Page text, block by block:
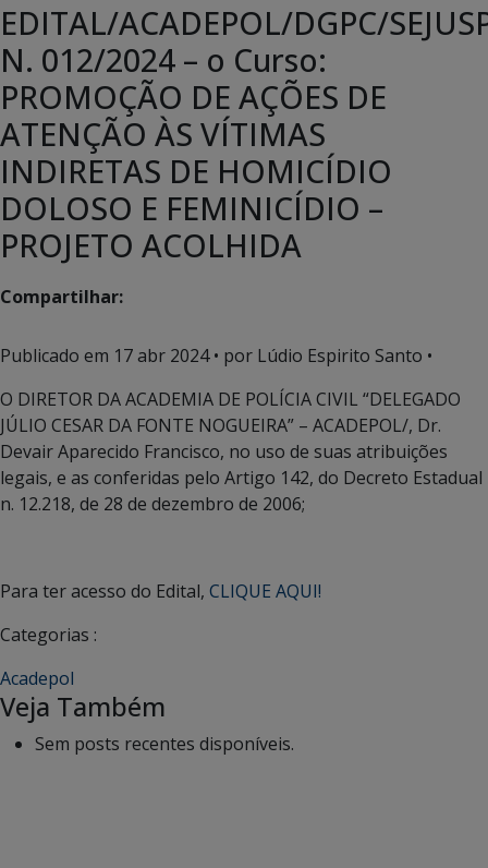
EDITAL/ACADEPOL/DGPC/
N. 012/2024 – o Curso:
PROMOÇÃO DE AÇÕES DE
ATENÇÃO ÀS VÍTIMAS
INDIRETAS DE HOMICÍDIO
DOLOSO E FEMINICÍDIO –
PROJETO ACOLHIDA
Compartilhar:
Publicado em 17 abr 2024• por Lúdio Espirito Santo •
O DIRETOR DA ACADEMIA DE POLÍCIA CIVIL “DELEGADO
JÚLIO CESAR DA FONTE NOGUEIRA” – ACADEPOL/, Dr.
Devair Aparecido Francisco, no uso de suas atribuições
legais, e as conferidas pelo Artigo 142, do Decreto Estadual
n. 12.218, de 28 de dezembro de 2006;
Para ter acesso do Edital, CLIQUE AQUI!
Categorias :
Acadepol
Veja Também
Sem posts recentes disponíveis.